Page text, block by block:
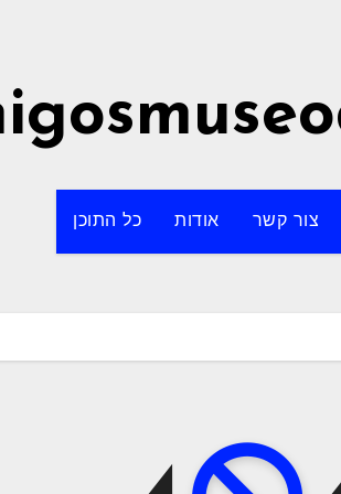
כל התוכן אודות צור קשר